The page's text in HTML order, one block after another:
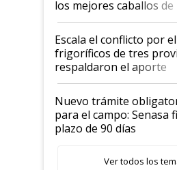
los mejores caballos de
Argentina y los mitos
todavía hacen sufrir a
animales: "Mientras me
descalificaban, yo seguí
haciendo currículum"
Escala el conflicto por el
frigoríficos de tres
respaldaron el aporte
obligatorio
Nuevo trámite
para el campo: Senasa
plazo de 90 días
Ver todos los